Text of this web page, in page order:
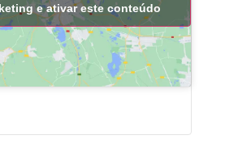
e ativar este conteúdo